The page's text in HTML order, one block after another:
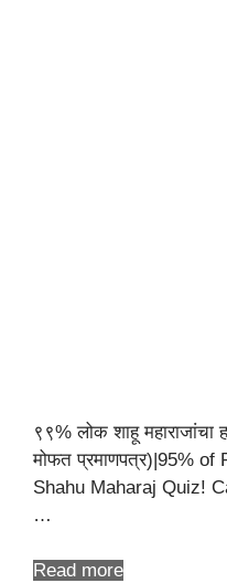
९९% लोक शाहू महाराजांचा
मोफत प्रमाणपत्र)|95%
Shahu Maharaj Quiz!
…
Read more